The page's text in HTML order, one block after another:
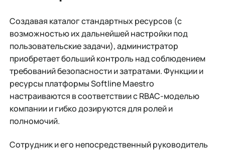
Создавая каталог стандартных ресурсов (с
возможностью их дальнейшей настройки под
пользовательские задачи), администратор
приобретает больший контроль над соблюдением
требований безопасности и затратами. Функции и
ресурсы платформы Softline Maestro
настраиваются в соответствии с RBAC-моделью
компании и гибко дозируются для ролей и
полномочий.
Сотрудник и его непосредственный руководитель